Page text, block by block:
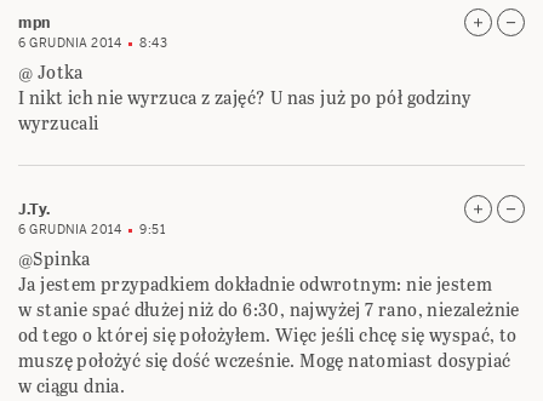
mpn
6 GRUDNIA 2014 8:43
@ Jotka
I nikt ich nie wyrzuca z zajęć? U nas już po pół godziny
wyrzucali
J.Ty.
6 GRUDNIA 2014 9:51
@Spinka
Ja jestem przypadkiem dokładnie odwrotnym: nie jestem
w stanie spać dłużej niż do 6:30, najwyżej 7 rano, niezależnie
od tego o której się położyłem. Więc jeśli chcę się wyspać, to
muszę położyć się dość wcześnie. Mogę natomiast dosypiać
w ciągu dnia.